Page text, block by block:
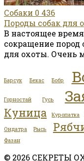
Собаки 0 436
Породы собак для
В настоящее
сокращение пород
для охоты. Очень
Барсук Бекас Бобр
Горностай Гусь
Куница Куропатка
Ондатра Рысь
Фазан
© 2026 СЕКРЕТЫ